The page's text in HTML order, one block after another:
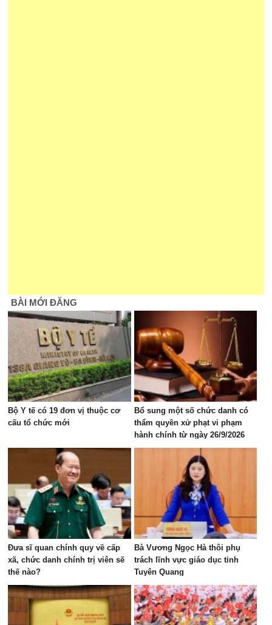
BÀI MỚI ĐĂNG
Bộ Y tế có 19 đơn vị thuộc cơ
cấu tổ chức mới
Bổ sung một số chức danh có
thẩm quyền xử phạt vi phạm
hành chính từ ngày 26/9/2026
Đưa sĩ quan chính quy về cấp
xã, chức danh chính trị viên sẽ
thế nào?
Bà Vương Ngọc Hà thôi phụ
trách lĩnh vực giáo dục tỉnh
Tuyên Quang